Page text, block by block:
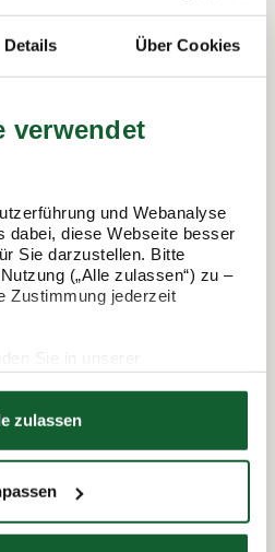
Details Über Cookies
verwendet
und Webanalyse
dabei, diese Webseite besser
Sie darzustellen. Bitte
(„Alle zulassen“) zu –
Zustimmung jederzeit
zulassen
Steuererklärung.